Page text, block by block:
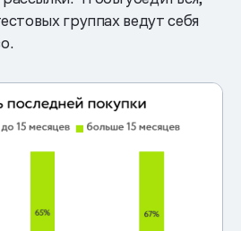
группах ведут себя